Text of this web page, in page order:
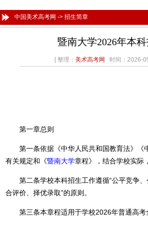
中国美术高考网 -> 招生简章
暨南大学2026年本
[ 整理： 美术高考网 时间：2026-
第一章总则
第一条依据《中华人民共和国教育法》《
有关规定和《暨南大学章程》，结合学校实际
第二条学校本科招生工作遵循“公平竞争、
合评价、择优录取”的原则。
第三条本章程适用于学校2026年普通高考